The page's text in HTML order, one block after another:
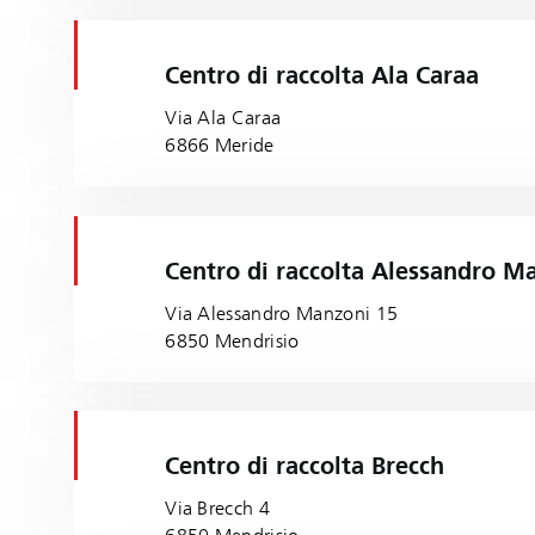
Centro di raccolta Ala Caraa
Via Ala Caraa
6866 Meride
Centro di raccolta Alessandro
Via Alessandro Manzoni 15
6850 Mendrisio
Centro di raccolta Brecch
Via Brecch 4